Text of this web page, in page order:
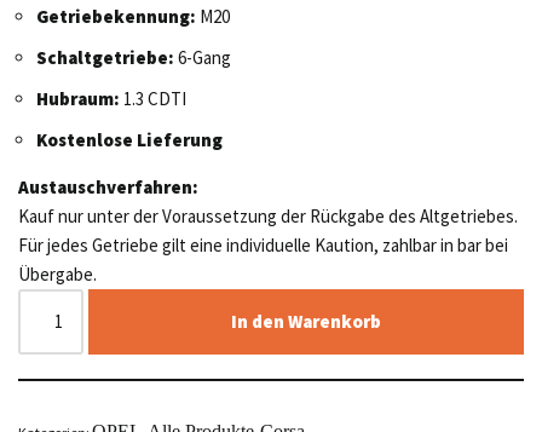
Getriebekennung: M20
Schaltgetriebe: 6-Gang
Hubraum: 1.3 CDTI
Kostenlose Lieferung
Austauschverfahren:
Kauf nur unter der Voraussetzung der Rückgabe des Altgetriebes.
Für jedes Getriebe gilt eine individuelle Kaution, zahlbar in bar bei
Übergabe.
In den Warenkorb